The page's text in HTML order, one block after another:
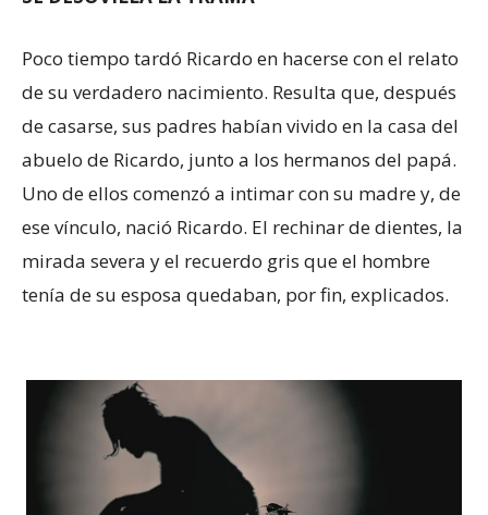
Poco tiempo tardó Ricardo en hacerse con el relato
de su verdadero nacimiento. Resulta que, después
de casarse, sus padres habían vivido en la casa del
abuelo de Ricardo, junto a los hermanos del papá.
Uno de ellos comenzó a intimar con su madre y, de
ese vínculo, nació Ricardo. El rechinar de dientes, la
mirada severa y el recuerdo gris que el hombre
tenía de su esposa quedaban, por fin, explicados.